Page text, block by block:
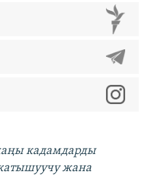
кадамдарды
жана